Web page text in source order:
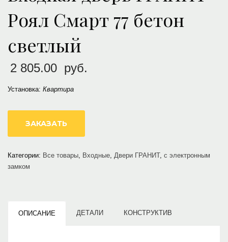
Роял Смарт 77 бетон
светлый
2 805.00 руб.
Установка: Квартира
ЗАКАЗАТЬ
Категории: Все товары Входные Двери ГРАНИТ, с электронным
замком
ОПИСАНИЕ ДЕТАЛИ КОНСТРУКТИВ